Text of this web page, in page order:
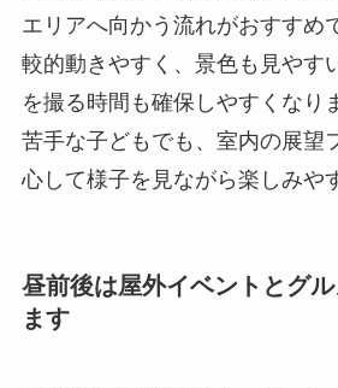
エリアへ向かう流れがおすすめ
較的動きやすく、景色も見やす
を撮る時間も確保しやすくなり
苦手な子どもでも、室内の展望
心して様子を見ながら楽しみや
昼前後は屋外イベントとグ
ます